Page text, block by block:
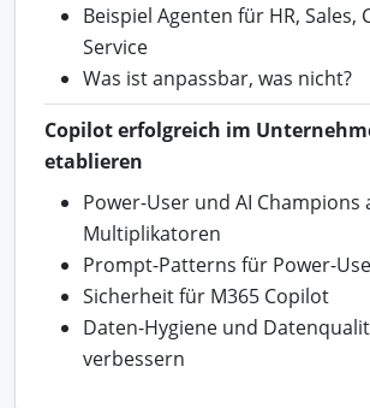
Beispiel Agenten für HR, Sales,
Service
Was ist anpassbar, was nicht?
Copilot erfolgreich im
etablieren
Power-User und AI Champions
Multiplikatoren
Prompt-Patterns für Power-
Sicherheit für M365 Copilot
Daten-Hygiene und
verbessern